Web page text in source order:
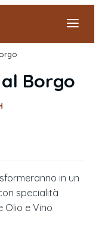
Borgo
in un
specialità
Olio e Vino